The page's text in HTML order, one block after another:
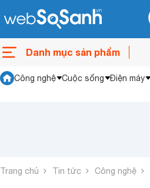
Danh mục sản phẩm
Công nghệ Cuộc sống Điện máy
Trang chủ Tin tức Công nghệ